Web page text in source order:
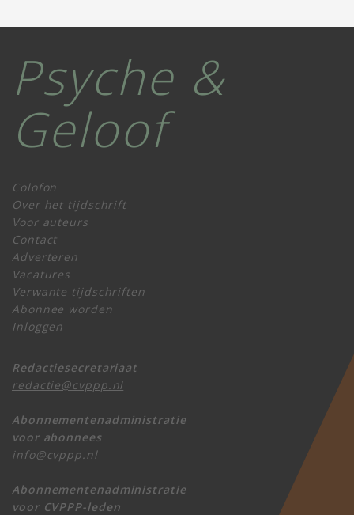
Psyche &
Geloof
Colofon
Over het tijdschrift
Voor auteurs
Contact
Adverteren
Vacatures
Verwante tijdschriften
Abonnee worden
Inloggen
Redactiesecretariaat
redactie@cvppp.nl
Abonnementenadministratie
voor abonnees
info@cvppp.nl
Abonnementenadministratie
voor CVPPP-leden